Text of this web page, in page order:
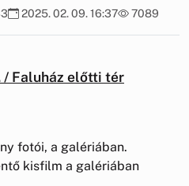
2025. 02. 09. 16:37 7089
/ Faluház előtti tér
fotói, a galériában.
kisfilm a galériában